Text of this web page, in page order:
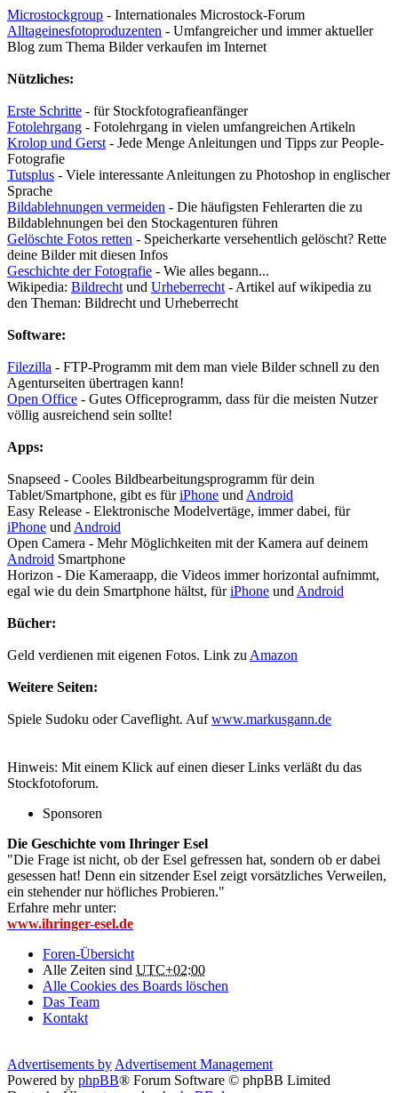
Microstockgroup - Internationales Microstock-Forum
Alltageinesfotoproduzenten - Umfangreicher und immer aktueller
Blog zum Thema Bilder verkaufen im Internet
Nützliches:
Erste Schritte - für Stockfotografieanfänger
Fotolehrgang - Fotolehrgang in vielen umfangreichen Artikeln
Krolop und Gerst - Jede Menge Anleitungen und Tipps zur People-
Fotografie
Tutsplus - Viele interessante Anleitungen zu Photoshop in englischer
Sprache
Bildablehnungen vermeiden - Die häufigsten Fehlerarten die zu
Bildablehnungen bei den Stockagenturen führen
Gelöschte Fotos retten - Speicherkarte versehentlich gelöscht? Rette
deine Bilder mit diesen Infos
Geschichte der Fotografie - Wie alles begann...
Wikipedia: Bildrecht und Urheberrecht - Artikel auf wikipedia zu
den Theman: Bildrecht und Urheberrecht
Software:
Filezilla - FTP-Programm mit dem man viele Bilder schnell zu den
Agenturseiten übertragen kann!
Open Office - Gutes Officeprogramm, dass für die meisten Nutzer
völlig ausreichend sein sollte!
Apps:
Snapseed - Cooles Bildbearbeitungsprogramm für dein
Tablet/Smartphone, gibt es füriPhone und Android
Easy Release - Elektronische Modelvertäge, immer dabei, für
iPhone und Android
Open Camera - Mehr Möglichkeiten mit der Kamera auf deinem
Android Smartphone
Horizon - Die Kameraapp, die Videos immer horizontal aufnimmt,
egal wie du dein Smartphone hältst, füriPhone und Android
Bücher:
Geld verdienen mit eigenen Fotos. Link zu Amazon
Weitere Seiten:
Spiele Sudoku oder Caveflight. Aufwww.markusgann.de
Hinweis: Mit einem Klick auf einen dieser Links verläßt du das
Stockfotoforum.
Sponsoren
Die Geschichte vom Ihringer Esel
"Die Frage ist nicht, ob der Esel gefressen hat, sondern ob er dabei
gesessen hat! Denn ein sitzender Esel zeigt vorsätzliches Verweilen,
ein stehender nur höfliches Probieren."
Erfahre mehr unter:
www.ihringer-esel.de
Foren-Übersicht
Alle Zeiten sind UTC+02:00
Alle Cookies des Boards löschen
Das Team
Kontakt
Advertisements by Advertisement Management
Powered by phpBB® Forum Software © phpBB Limited